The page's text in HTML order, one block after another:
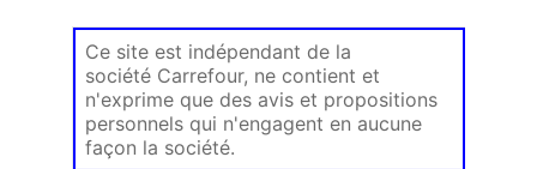
Ce site est indépendant de la
société Carrefour, ne contient et
n'exprime que des avis et propositions
personnels qui n'engagent en aucune
façon la société.